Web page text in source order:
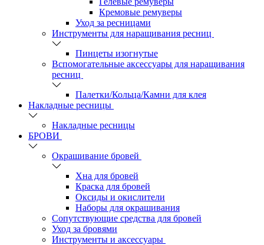
Кремовые ремуверы
Уход за ресницами
Инструменты для наращивания ресниц
Пинцеты изогнутые
Вспомогательные аксессуары для наращивания
ресниц
Палетки/Кольца/Камни для клея
Накладные ресницы
Накладные ресницы
БРОВИ
Окрашивание бровей
Хна для бровей
Краска для бровей
Оксиды и окислители
Наборы для окрашивания
Сопутствующие средства для бровей
Уход за бровями
Инструменты и аксессуары